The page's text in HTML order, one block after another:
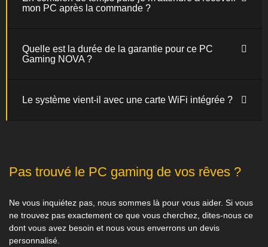
mon PC après la commande ?
Quelle est la durée de la garantie pour ce PC
Gaming NOVA ?
Le système vient-il avec une carte WiFi intégrée ?
Pas trouvé le PC gaming de vos rêves ?
Ne vous inquiétez pas, nous sommes là pour vous aider. Si vous
ne trouvez pas exactement ce que vous cherchez, dites-nous ce
dont vous avez besoin et nous vous enverrons un devis
personnalisé.